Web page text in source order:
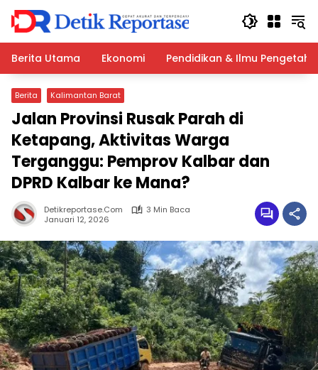
Langsung
konten
Berita Utama
Ekonomi Pendidikan & Ilmu
Berita Kalimantan Barat
Jalan Provinsi Rusak Parah di
Ketapang, Aktivitas Warga
Terganggu: Pemprov Kalbar dan
DPRD Kalbar ke Mana?
Detikreportase.com
3 Min Baca
Januari 12, 2026